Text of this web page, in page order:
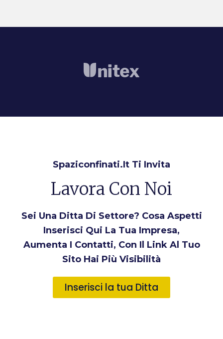
Spaziconfinati.it Ti Invita
Lavora Con Noi
Sei Una Ditta Di Settore? Cosa Aspetti
Inserisci Qui La Tua Impresa,
Aumenta I Contatti, Con Il Link Al Tuo
Sito Hai Più Visibilità
Inserisci la tua Ditta